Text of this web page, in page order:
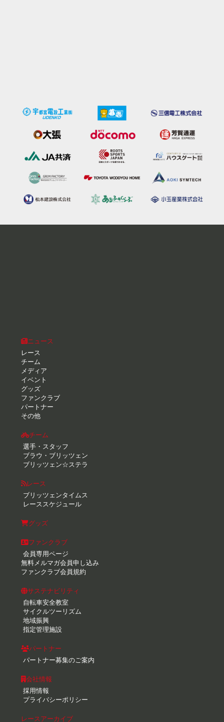
ニュース
レース
チーム
メディア
イベント
グッズ
ファンクラブ
パートナー
その他
チーム
選手・スタッフ
ブラウ・ブリッツェン
ブリッツェン☆ステラ
レース
ブリッツェンタイムス
レーススケジュール
グッズ
ファンクラブ
会員専用ページ
無料メルマガ会員申し込み
ファンクラブ会員規約
サステナビリティ
自転車安全教室
サイクルツーリズム
地域振興
指定管理施設
パートナー
パートナー募集のご案内
会社情報
採用情報
プライバシーポリシー
レースアーカイブ